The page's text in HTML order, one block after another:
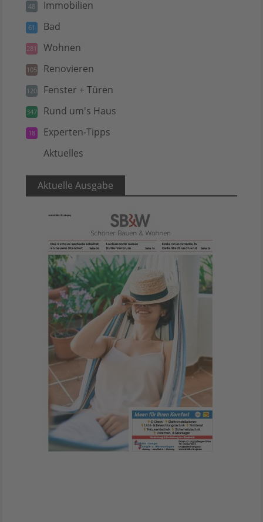
48 Immobilien
61 Bad
281 Wohnen
105 Renovieren
120 Fenster + Türen
347 Rund um's Haus
18 Experten-Tipps
Aktuelles
Aktuelle Ausgabe